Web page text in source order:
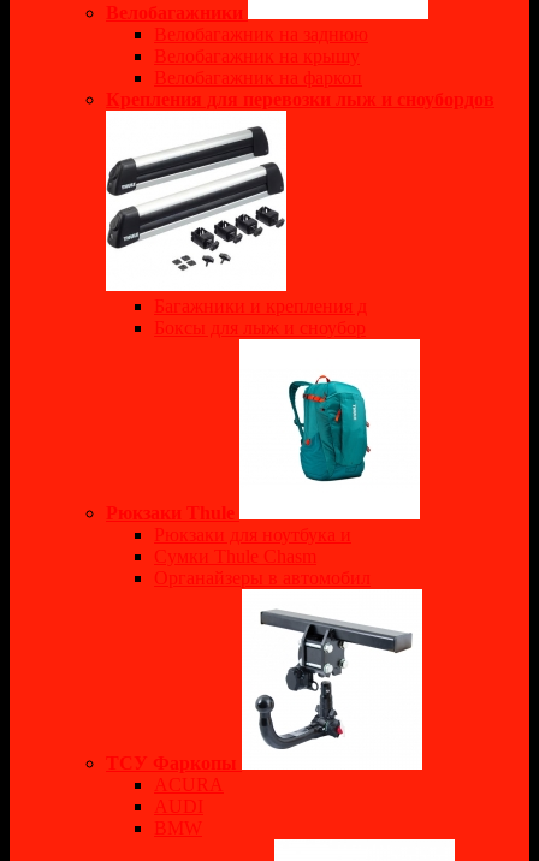
Велобагажники
Велобагажник на заднюю
Велобагажник на крышу
Велобагажник на фаркоп
Крепления для перевозки лыж и сноубордов
Багажники и крепления д
Боксы для лыж и сноубор
Рюкзаки Thule
Рюкзаки для ноутбука и
Сумки Thule Chasm
Органайзеры в автомобил
ТСУ Фаркопы
ACURA
AUDI
BMW